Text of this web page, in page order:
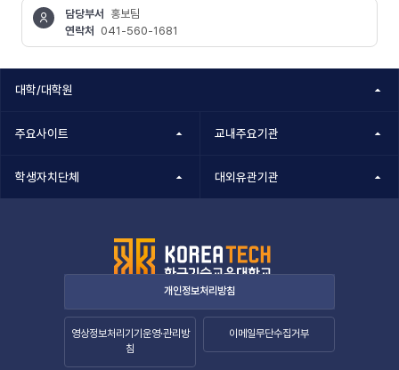
담당부서
홍보팀
연락처
041-560-1681
대학/대학원
주요사이트 교내주요기관
학생자치단체 대외유관기관
개인정보처리방침
영상정보처리기기운영·관리방
침
이메일무단수집거부